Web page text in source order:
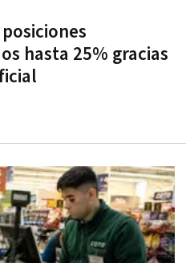
hasta 25% gracias